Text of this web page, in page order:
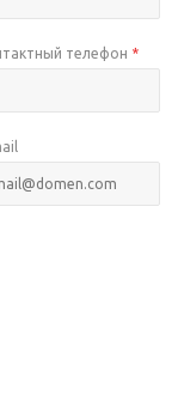
телефон *